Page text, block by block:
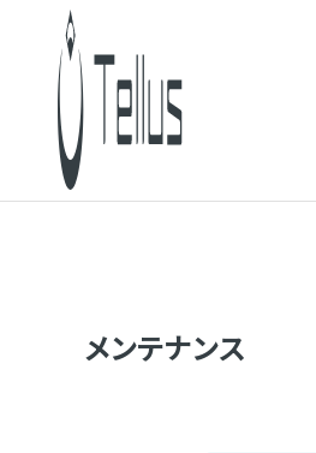
メンテナンス